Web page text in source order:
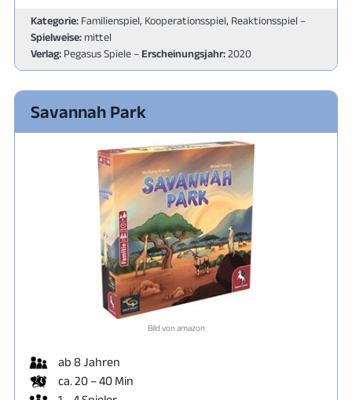
Kategorie: Familienspiel, Kooperationsspiel, Reaktionsspiel –
Spielweise: mittel
Verlag: Pegasus Spiele – Erscheinungsjahr:2020
Savannah Park
Bild von amazon
ab 8 Jahren
ca. 20 – 40 Min